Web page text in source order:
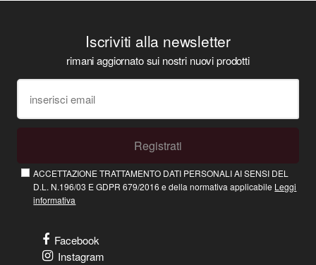
Iscriviti alla newsletter
rimani aggiornato sui nostri nuovi prodotti
Registrati
ACCETTAZIONE TRATTAMENTO DATI PERSONALI AI SENSI DEL
D.L. N.196/03 E GDPR 679/2016 e della normativa applicabile Leggi
informativa
Facebook
Instagram